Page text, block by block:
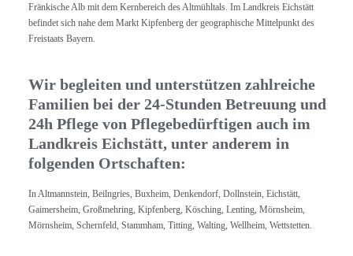
Fränkische Alb mit dem Kernbereich des Altmühltals. Im Landkreis Eichstätt
befindet sich nahe dem Markt Kipfenberg der geographische Mittelpunkt des
Freistaats Bayern.
Wir begleiten und unterstützen zahlreiche
Familien bei der 24-Stunden Betreuung und
24h Pflege von Pflegebedürftigen auch im
Landkreis Eichstätt, unter anderem in
folgenden Ortschaften:
In Altmannstein, Beilngries, Buxheim, Denkendorf, Dollnstein, Eichstätt,
Gaimersheim, Großmehring, Kipfenberg, Kösching, Lenting, Mörnsheim,
Mörnsheim, Schernfeld, Stammham, Titting, Walting, Wellheim, Wettstetten.